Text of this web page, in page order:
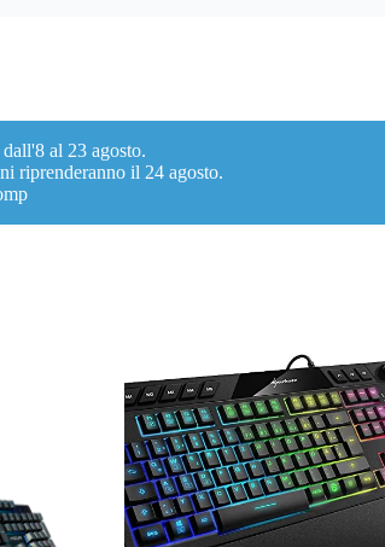
al 23 agosto.
riprenderanno il 24 agosto.